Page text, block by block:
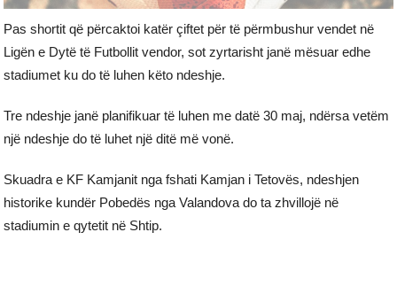
Pas shortit që përcaktoi katër çiftet për të përmbushur vendet në
Ligën e Dytë të Futbollit vendor, sot zyrtarisht janë mësuar edhe
stadiumet ku do të luhen këto ndeshje.
Tre ndeshje janë planifikuar të luhen me datë 30 maj, ndërsa vetëm
një ndeshje do të luhet një ditë më vonë.
Skuadra e KF Kamjanit nga fshati Kamjan i Tetovës, ndeshjen
historike kundër Pobedës nga Valandova do ta zhvillojë në
stadiumin e qytetit në Shtip.